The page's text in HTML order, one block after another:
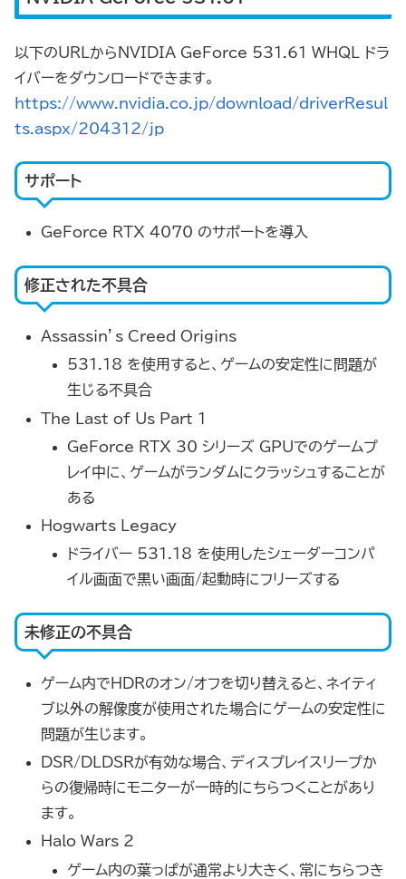
以下のURLからNVIDIA GeForce 531.61 WHQL ドラ
イバーをダウンロードできます。
https://www.nvidia.co.jp/download/driverResul
ts.aspx/204312/jp
サポート
GeForce RTX 4070 のサポートを導入
修正された不具合
Assassin’s Creed Origins
531.18 を使用すると、ゲームの安定性に問題が
生じる不具合
The Last of Us Part 1
GeForce RTX 30 シリーズ GPUでのゲームプ
レイ中に、ゲームがランダムにクラッシュすることが
ある
Hogwarts Legacy
ドライバー 531.18 を使用したシェーダーコンパ
イル画面で黒い画面/起動時にフリーズする
未修正の不具合
ゲーム内でHDRのオン/オフを切り替えると、ネイティ
ブ以外の解像度が使用された場合にゲームの安定性に
問題が生じます。
DSR/DLDSRが有効な場合、ディスプレイスリープか
らの復帰時にモニターが一時的にちらつくことがあり
ます。
Halo Wars 2
ゲーム内の葉っぱが通常より大きく、常にちらつき